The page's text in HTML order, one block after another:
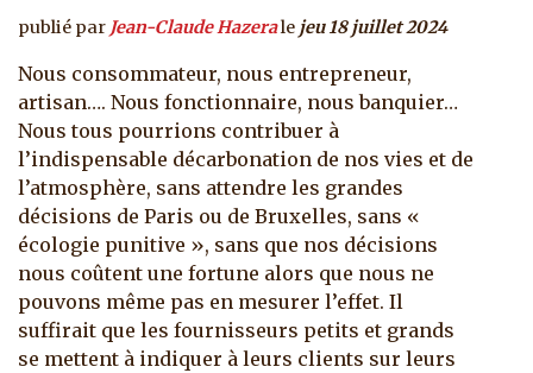
publié par Jean-Claude Hazerale jeu 18 juillet 2024
Nous consommateur, nous entrepreneur,
artisan…. Nous fonctionnaire, nous banquier…
Nous tous pourrions contribuer à
l’indispensable décarbonation de nos vies et de
l’atmosphère, sans attendre les grandes
décisions de Paris ou de Bruxelles, sans «
écologie punitive », sans que nos décisions
nous coûtent une fortune alors que nous ne
pouvons même pas en mesurer l’effet. Il
suffirait que les fournisseurs petits et grands
se mettent à indiquer à leurs clients sur leurs